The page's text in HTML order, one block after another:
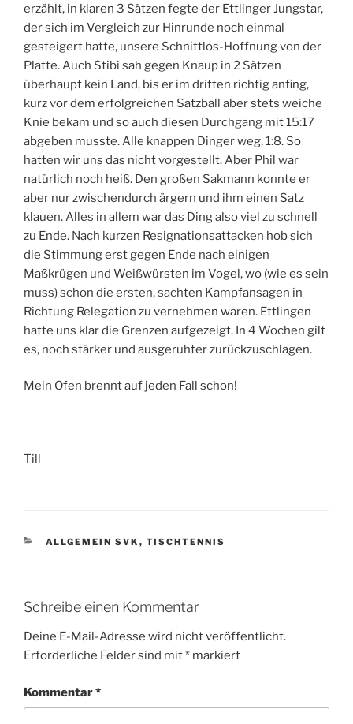
erzählt, in klaren 3 Sätzen fegte der Ettlinger Jungstar,
der sich im Vergleich zur Hinrunde noch einmal
gesteigert hatte, unsere Schnittlos-Hoffnung von der
Platte. Auch Stibi sah gegen Knaup in 2 Sätzen
überhaupt kein Land, bis er im dritten richtig anfing,
kurz vor dem erfolgreichen Satzball aber stets weiche
Knie bekam und so auch diesen Durchgang mit 15:17
abgeben musste. Alle knappen Dinger weg, 1:8. So
hatten wir uns das nicht vorgestellt. Aber Phil war
natürlich noch heiß. Den großen Sakmann konnte er
aber nur zwischendurch ärgern und ihm einen Satz
klauen. Alles in allem war das Ding also viel zu schnell
zu Ende. Nach kurzen Resignationsattacken hob sich
die Stimmung erst gegen Ende nach einigen
Maßkrügen und Weißwürsten im Vogel, wo (wie es sein
muss) schon die ersten, sachten Kampfansagen in
Richtung Relegation zu vernehmen waren. Ettlingen
hatte uns klar die Grenzen aufgezeigt. In 4 Wochen gilt
es, noch stärker und ausgeruhter zurückzuschlagen.
Mein Ofen brennt auf jeden Fall schon!
Till
KATEGORIEN
ALLGEMEIN SVK , TISCHTENNIS
Schreibe einen Kommentar
Deine E-Mail-Adresse wird nicht veröffentlicht.
Erforderliche Felder sind mit* markiert
Kommentar*